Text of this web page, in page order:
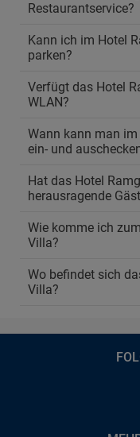
Restaurantservice?
Kann ich im Hotel
parken?
Verfügt das Hotel
WLAN?
Wann kann man
ein- und
Hat das Hotel
herausragende
Wie komme ich
Villa?
Wo befindet sich
Villa?